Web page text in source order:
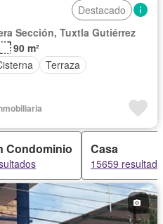
Destacado
Sección, Tuxtla Gutiérrez
90 m²
Terraza
Condominio Casa
15659